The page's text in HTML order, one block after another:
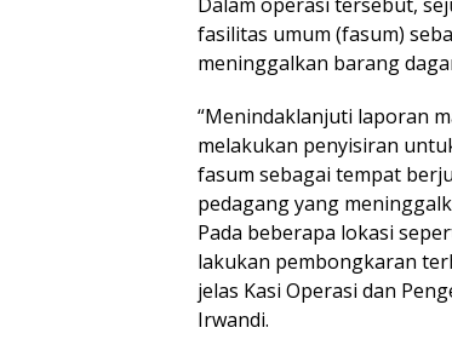
fasilitas umum (fasum)
meninggalkan barang
“Menindaklanjuti laporan
melakukan penyisiran
fasum sebagai tempat
pedagang yang
Pada beberapa lokasi
lakukan pembongkaran
jelas Kasi Operasi dan
Irwandi.